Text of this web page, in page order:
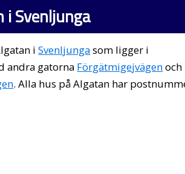
i Svenljunga
iSvenljungasom ligger i
andra gatorna Förgätmigejvägenoch
. Alla hus på Algatan har